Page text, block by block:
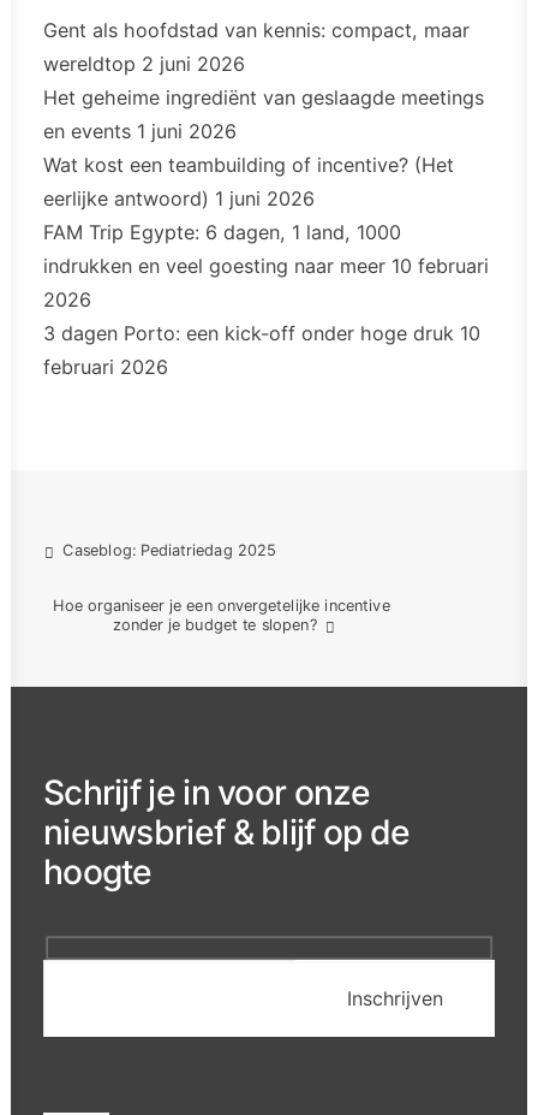
Gent als hoofdstad van kennis: compact, maar
wereldtop 2 juni 2026
Het geheime ingrediënt van geslaagde meetings
en events 1 juni 2026
Wat kost een teambuilding of incentive? (Het
eerlijke antwoord) 1 juni 2026
FAM Trip Egypte: 6 dagen, 1 land, 1000
indrukken en veel goesting naar meer 10 februari
2026
3 dagen Porto: een kick-off onder hoge druk 10
februari 2026
Caseblog: Pediatriedag 2025
Hoe organiseer je een onvergetelijke incentive
zonder je budget te slopen?
Schrijf je in voor onze
nieuwsbrief & blijf op de
hoogte